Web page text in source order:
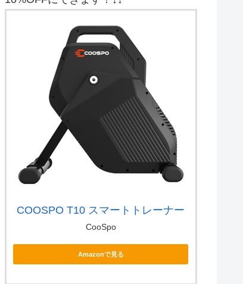
COOSPO T10 スマートトレーナー
CooSpo
Amazonで見る